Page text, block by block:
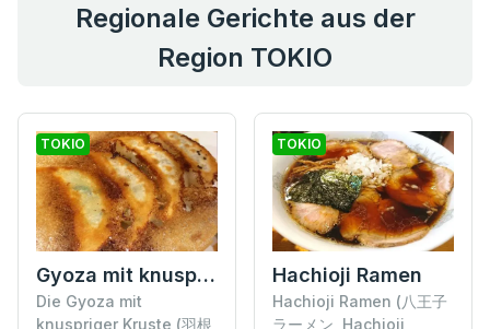
Regionale Gerichte aus der
Region TOKIO
TOKIO
Gyoza mit knuspriger Kruste
Die Gyoza mit
knuspriger Kruste (羽根
TOKIO
Hachioji Ramen
Hachioji Ramen (八王子
ラーメン, Hachioji